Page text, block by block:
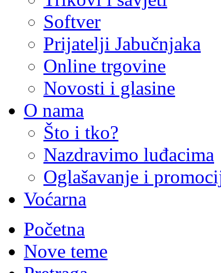
Softver
Prijatelji Jabučnjaka
Online trgovine
Novosti i glasine
O nama
Što i tko?
Nazdravimo luđacima
Oglašavanje i
Voćarna
Početna
Nove teme